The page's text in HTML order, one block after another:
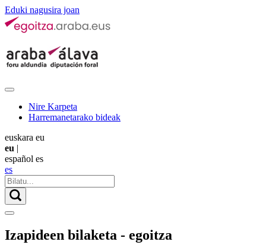
Eduki nagusira joan
Nire Karpeta
Harremanetarako bideak
euskara eu
eu |
español es
es
Izapideen bilaketa - egoitza